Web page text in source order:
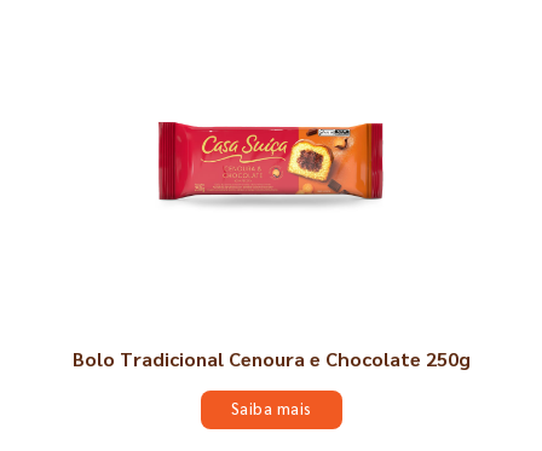
Bolo Tradicional Cenoura e Chocolate 250g
Saiba mais